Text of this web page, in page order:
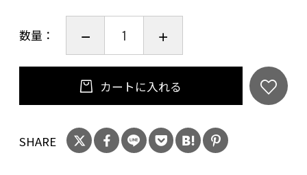
無料にてラッピング・熨斗（のし）承ります。
数量：
カートに入れる
SHARE